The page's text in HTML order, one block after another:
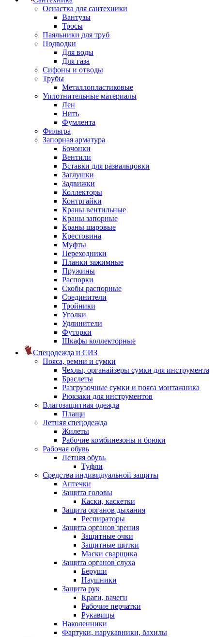
Оснастка для сантехники
Вантузы
Тросы
Паяльники для труб
Подводки
Для воды
Для газа
Сифоны и отводы
Трубы
Металлопластиковые
Уплотнительные материалы
Лен
Нить
Фумлента
Фильтра
Запорная арматура
Бочонки
Вентили
Вставки для развальцовки
Заглушки
Задвижки
Коллекторы
Контргайки
Краны вентильные
Краны запорные
Краны шаровые
Крестовина
Муфты
Переходники
Планки зажимные
Пружины
Распорки
Скобы распорные
Соединители
Тройники
Уголки
Удлинители
Футорки
Шкафы коллекторные
Спецодежда и СИЗ
Пояса, ремни и сумки
Чехлы, органайзеры сумки для инструмента
Браслеты
Разгрузочные сумки и пояса монтажника
Рюкзаки для инструментов
Влагозащитная одежда
Плащи
Летняя спецодежда
Жилеты
Рабочие комбинезоны и брюки
Рабочая обувь
Летняя обувь
Туфли
Средства индивидуальной защиты
Аптечки
Защита головы
Каски, каскетки
Защита органов дыхания
Респираторы
Защита органов зрения
Защитные очки
Защитные щитки
Маски сварщика
Защита органов слуха
Беруши
Наушники
Защита рук
Краги, вачеги
Рабочие перчатки
Рукавицы
Наколенники
Фартуки, нарукавники, бахилы